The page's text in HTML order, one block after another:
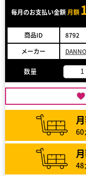
毎月のお支払い金額 月額
商品ID
8792
メーカー
数量
60
48